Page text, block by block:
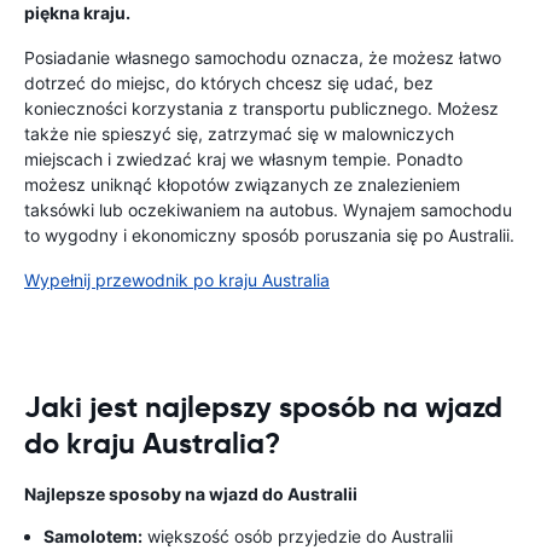
piękna kraju.
Posiadanie własnego samochodu oznacza, że ​​możesz łatwo
dotrzeć do miejsc, do których chcesz się udać, bez
konieczności korzystania z transportu publicznego. Możesz
także nie spieszyć się, zatrzymać się w malowniczych
miejscach i zwiedzać kraj we własnym tempie. Ponadto
możesz uniknąć kłopotów związanych ze znalezieniem
taksówki lub oczekiwaniem na autobus. Wynajem samochodu
to wygodny i ekonomiczny sposób poruszania się po Australii.
Wypełnij przewodnik po kraju Australia
Jaki jest najlepszy sposób na wjazd
do kraju Australia?
Najlepsze sposoby na wjazd do Australii
Samolotem: większość osób przyjedzie do Australii